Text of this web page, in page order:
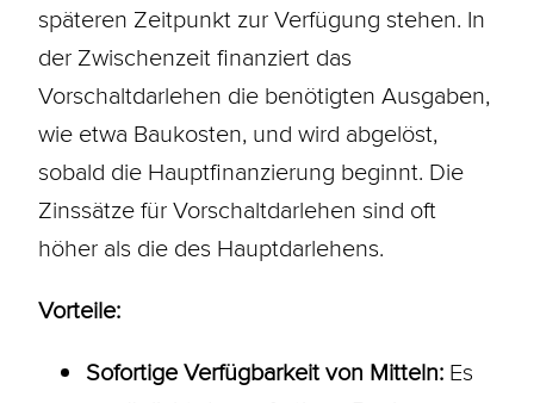
späteren Zeitpunkt zur Verfügung stehen. In
der Zwischenzeit finanziert das
Vorschaltdarlehen die benötigten Ausgaben,
wie etwa Baukosten, und wird abgelöst,
sobald die Hauptfinanzierung beginnt. Die
Zinssätze für Vorschaltdarlehen sind oft
höher als die des Hauptdarlehens.
Vorteile:
Sofortige Verfügbarkeit von Mitteln:Es